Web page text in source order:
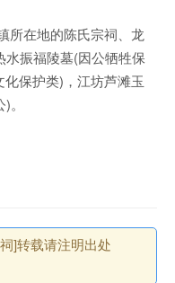
所在地的陈氏宗祠、龙
振福陵墓(因公牺牲保
保护类)，江坊芦滩玉
]转载请注明出处